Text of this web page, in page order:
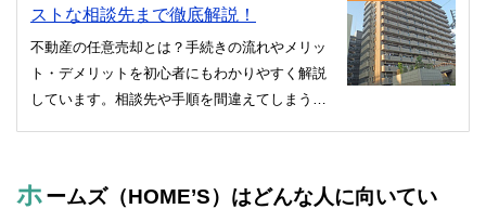
ストな相談先まで徹底解説！
不動産の任意売却とは？手続きの流れやメリッ
ト・デメリットを初心者にもわかりやすく解説
しています。相談先や手順を間違えてしまう
ホームズ（HOME’S）はどんな人に向いてい